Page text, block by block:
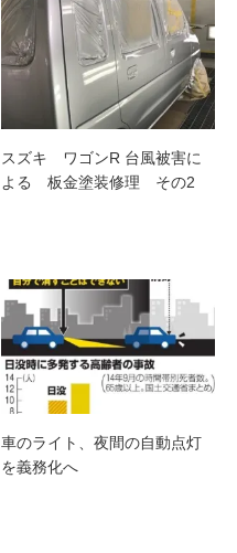
スズキ ワゴンR 台風被害に
よる 板金塗装修理 その2
車のライト、夜間の自動点灯
を義務化へ